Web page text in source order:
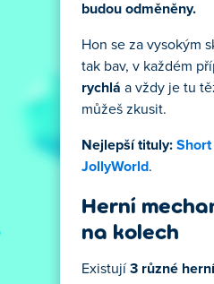
budou odměněny.
Hon se za vysokým
tak bav, v každém
rychlá a vždy je tu
můžeš zkusit.
Nejlepší tituly: Short
JollyWorld.
Herní
na kolech
Existují 3 různé